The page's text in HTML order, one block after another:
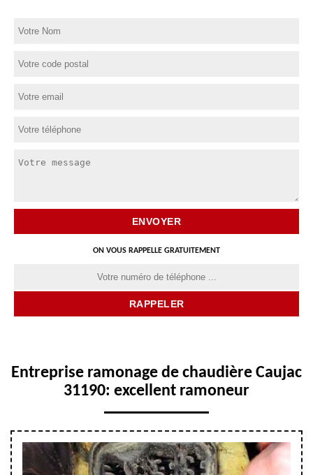
ON VOUS RAPPELLE GRATUITEMENT
Entreprise ramonage de chaudière Caujac
31190: excellent ramoneur